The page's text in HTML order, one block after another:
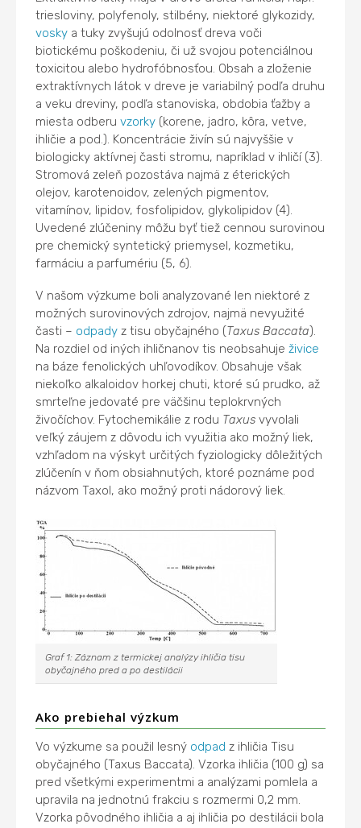
triesloviny, polyfenoly, stilbény, niektoré glykozidy,
vosky a tuky zvyšujú odolnosť dreva voči
biotickému poškodeniu, či už svojou potenciálnou
toxicitou alebo hydrofóbnosťou. Obsah a zloženie
extraktívnych látok v dreve je variabilný podľa druhu
a veku dreviny, podľa stanoviska, obdobia ťažby a
miesta odberuvzorky (korene, jadro, kôra, vetve,
ihličie a pod.). Koncentrácie živín sú najvyššie v
biologicky aktívnej časti stromu, napríklad v ihličí (3).
Stromová zeleň pozostáva najmä z éterických
olejov, karotenoidov, zelených pigmentov,
vitamínov, lipidov, fosfolipidov, glykolipidov (4).
Uvedené zlúčeniny môžu byť tiež cennou surovinou
pre chemický syntetický priemysel, kozmetiku,
farmáciu a parfumériu (5, 6).
V našom výzkume boli analyzované len niektoré z
možných surovinových zdrojov, najmä nevyužité
časti – odpady z tisu obyčajného (Taxus Baccata).
Na rozdiel od iných ihličnanov tis neobsahuježivice
na báze fenolických uhľovodíkov. Obsahuje však
niekoľko alkaloidov horkej chuti, ktoré sú prudko, až
smrteľne jedovaté pre väčšinu teplokrvných
živočíchov. Fytochemikálie z rodu Taxus vyvolali
veľký záujem z dôvodu ich využitia ako možný liek,
vzhľadom na výskyt určitých fyziologicky dôležitých
zlúčenín v ňom obsiahnutých, ktoré poznáme pod
názvom Taxol, ako možný proti nádorový liek.
Graf 1: Záznam z termickej analýzy ihličia tisu
obyčajného pred a po destilácii
Ako prebiehal výzkum
Vo výzkume sa použil lesný odpad z ihličia Tisu
obyčajného (Taxus Baccata). Vzorka ihličia (100 g) sa
pred všetkými experimentmi a analýzami pomlela a
upravila na jednotnú frakciu s rozmermi 0,2 mm.
Vzorka pôvodného ihličia a aj ihličia po destilácii bola